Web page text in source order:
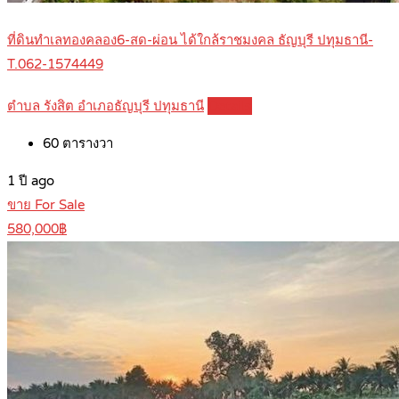
ที่ดินทำเลทองคลอง6-สด-ผ่อน ได้ใกล้ราชมงคล ธัญบุรี ปทุมธานี-
T.062-1574449
ตำบล รังสิต อำเภอธัญบุรี ปทุมธานี
60 ตารางวา
1 ปี ago
ขาย For Sale
580,000฿